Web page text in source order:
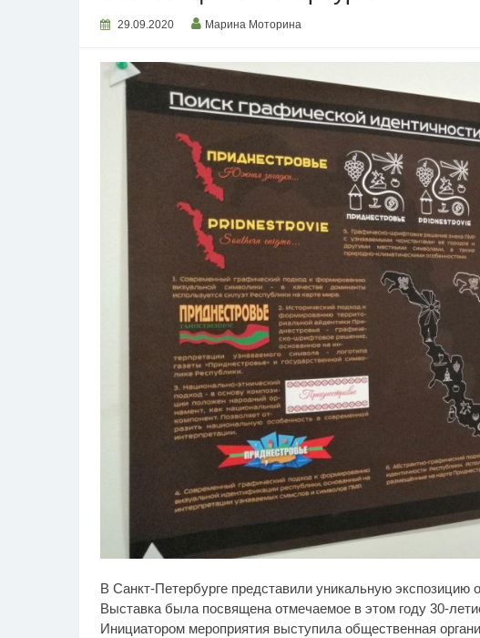
29.09.2020 Марина Моторина
В Санкт-Петербурге представили уникальную
Выставка была посвящена отмечаемое в этом году 30-
Инициатором мероприятия выступила общественная
отожгла! Видео не
оставит равнодушным
видео
раз